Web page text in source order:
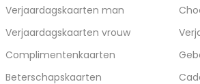
Verjaardagskaarten man
Verjaardagskaarten vrouw
Complimentenkaarten
Beterschapskaarten